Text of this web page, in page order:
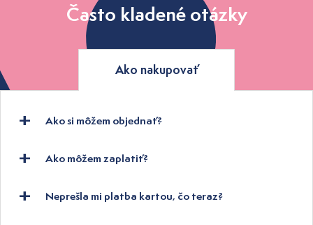
Často kladené otázky
Ako nakupovať
Ako si môžem objednať?
Ako môžem zaplatiť?
Neprešla mi platba kartou, čo teraz?